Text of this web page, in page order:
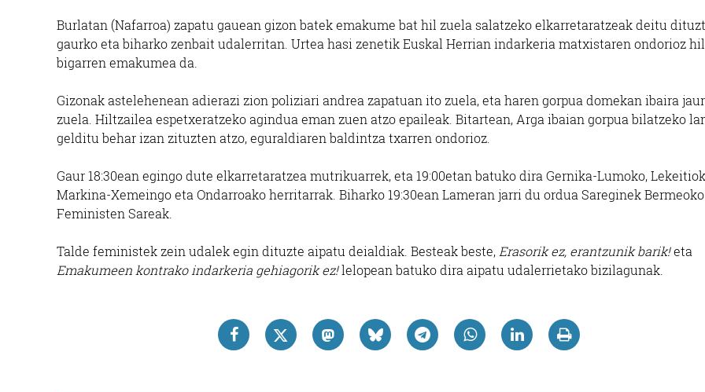
Burlatan (Nafarroa) zapatu gauean gizon batek emakume bat hil zuela salatzeko elkarretaratzeak deitu
gaurko eta biharko zenbait udalerritan. Urtea hasi zenetik Euskal Herrian indarkeria matxistaren ondorioz
bigarren emakumea da.
Gizonak astelehenean adierazi zion poliziari andrea zapatuan ito zuela, eta haren gorpua domekan ibaira
zuela. Hiltzailea espetxeratzeko agindua eman zuen atzo epaileak. Bitartean, Arga ibaian gorpua bilatzeko
gelditu behar izan zituzten atzo, eguraldiaren baldintza txarren ondorioz.
Gaur 18:30ean egingo dute elkarretaratzea mutrikuarrek, eta 19:00etan batuko dira Gernika-Lumoko,
Markina-Xemeingo eta Ondarroako herritarrak. Biharko 19:30ean Lameran jarri du ordua Sareginek Bermeoko
Feministen Sareak.
Talde feministek zein udalek egin dituzte aipatu deialdiak. Besteak beste, Erasorik ez, erantzunik barik!eta
Emakumeen kontrako indarkeria gehiagorik ez!lelopean batuko dira aipatu udalerrietako bizilagunak.